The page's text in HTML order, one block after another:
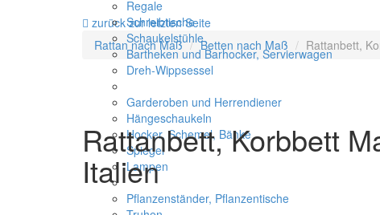
Regale
Schreibtische
Schaukelstühle
Bartheken und Barhocker, Servierwagen
Dreh-Wippsessel
Garderoben und Herrendiener
Hängeschaukeln
Hocker, Schemel, Bänke
Spiegel
Lampen
Pflanzenständer, Pflanzentische
zurück zur letzten Seite
Rattan nach Maß
Betten nach Maß Rattanbett,
Rattanbett, Korbbett
Italien